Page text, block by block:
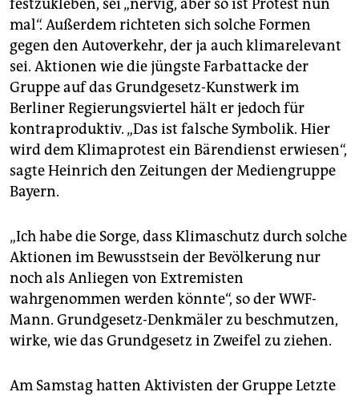
festzukleben, sei „nervig, aber so ist Protest nun
mal“. Außerdem richteten sich solche Formen
gegen den Autoverkehr, der ja auch klimarelevant
sei. Aktionen wie die jüngste Farbattacke der
Gruppe auf das Grundgesetz-Kunstwerk im
Berliner Regierungsviertel hält er jedoch für
kontraproduktiv. „Das ist falsche Symbolik. Hier
wird dem Klimaprotest ein Bärendienst erwiesen“,
sagte Heinrich den Zeitungen der Mediengruppe
Bayern.
„Ich habe die Sorge, dass Klimaschutz durch solche
Aktionen im Bewusstsein der Bevölkerung nur
noch als Anliegen von Extremisten
wahrgenommen werden könnte“, so der WWF-
Mann. Grundgesetz-Denkmäler zu beschmutzen,
wirke, wie das Grundgesetz in Zweifel zu ziehen.
Am Samstag hatten Aktivisten der Gruppe Letzte